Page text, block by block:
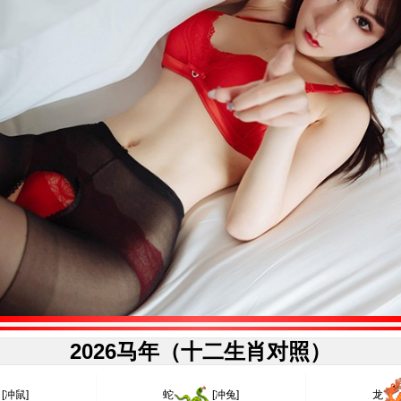
2026马年（十二生肖对照）
[冲鼠] 蛇 [冲兔] 龙